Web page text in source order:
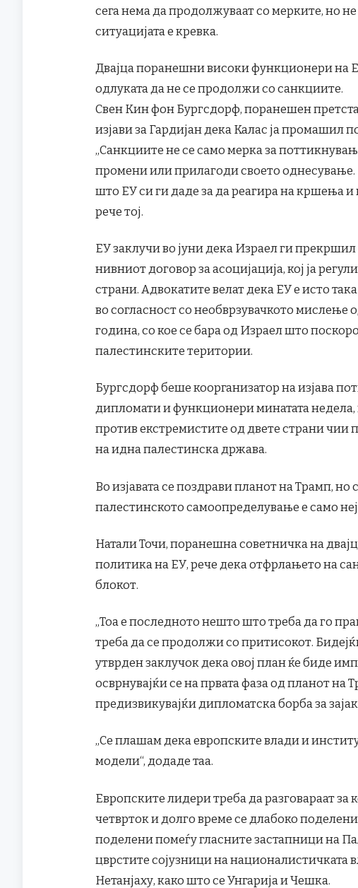
сега нема да продолжуваат со мерките, но
ситуацијата е кревка.
Двајца поранешни високи функционери на
одлуката да не се продолжи со санкциите.
Свен Кин фон Бургсдорф, поранешен
изјави за Гардијан дека Калас ја промашил
„Санкциите не се само мерка за
промени или прилагоди своето
што ЕУ си ги даде за да реагира на кршења
рече тој.
ЕУ заклучи во јуни дека Израел ги
нивниот договор за асоцијација, кој ја
страни. Адвокатите велат дека ЕУ е исто
во согласност со необврзувачкото мислење
година, со кое се бара од Израел што
палестинските територии.
Бургсдорф беше коорганизатор на изјава
дипломати и функционери минатата недела,
против екстремистите од двете страни чии
на идна палестинска држава.
Во изјавата се поздрави планот на Трамп,
палестинското самоопределување е само
Натали Точи, поранешна советничка на
политика на ЕУ, рече дека отфрлањето на
блокот.
„Тоа е последното нешто што треба да го
треба да се продолжи со притисокот.
утврден заклучок дека овој план ќе биде
осврнувајќи се на првата фаза од планот на
предизвикувајќи дипломатска борба за
„Се плашам дека европските влади и
модели“, додаде таа.
Европските лидери треба да разговараат
четврток и долго време се длабоко
поделени помеѓу гласните застапници на
цврстите сојузници на националистичката
Нетанјаху, како што се Унгарија и Чешка.